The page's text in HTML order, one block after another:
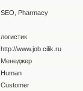
SEO, Pharmacy
логистик
http://www.job.cilik.ru
Менеджер
Human
Customer